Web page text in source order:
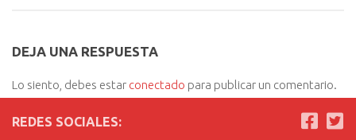
DEJA UNA RESPUESTA
Lo siento, debes estar conectado para publicar un comentario.
REDES SOCIALES: